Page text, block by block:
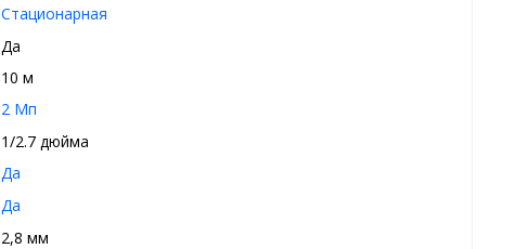
Стационарная
Да
10 м
2 Мп
1/2.7 дюйма
Да
Да
2,8 мм